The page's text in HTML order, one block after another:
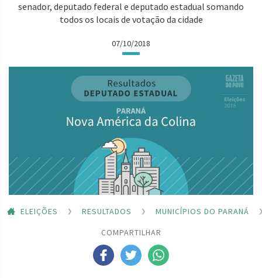
senador, deputado federal e deputado estadual somando
todos os locais de votação da cidade
07/10/2018
ELEIÇÕES RESULTADOS
MUNICÍPIOS DO PARANÁ
COMPARTILHAR